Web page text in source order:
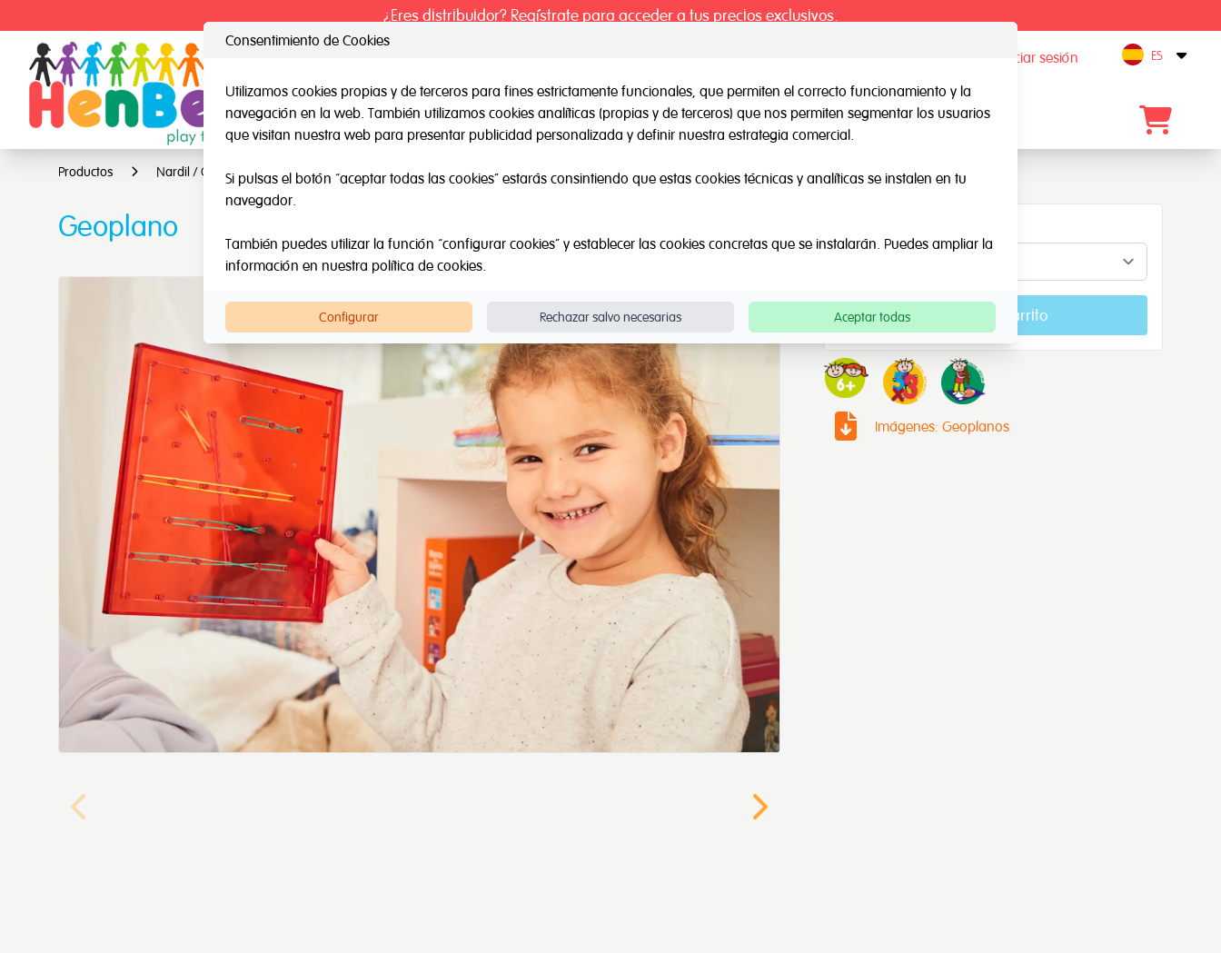
¿Eres distribuidor? Regístrate para acceder a tus precios exclusivos.
Registro / Iniciar sesión Open
ES
HenBea Nardil / Otras marcas Outlet Sobre Nosotros Catálogos Blog Contacto
Productos Nardil / Otras marcas Geoplano
Geoplano
Añadir al carrito
Imágenes: Geoplanos
Consentimiento de Cookies
Utilizamos cookies propias y de terceros para fines estrictamente funcionales, que permiten el correcto funcionamiento y la
navegación en la web. También utilizamos cookies analíticas (propias y de terceros) que nos permiten segmentar los usuarios
que visitan nuestra web para presentar publicidad personalizada y definir nuestra estrategia comercial.
Si pulsas el botón “aceptar todas las cookies” estarás consintiendo que estas cookies técnicas y analíticas se instalen en tu
navegador.
También puedes utilizar la función “configurar cookies” y establecer las cookies concretas que se instalarán. Puedes ampliar la
información en nuestra política de cookies.
Configurar Rechazar salvo necesarias Aceptar todas